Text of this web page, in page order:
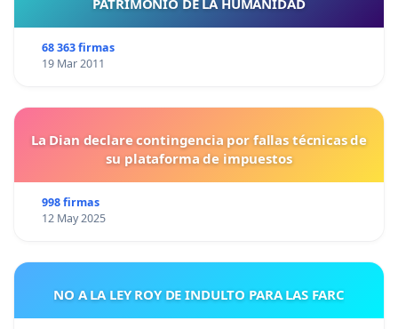
68 363 firmas
19 Mar 2011
La Dian declare contingencia por fallas técnicas de
su plataforma de impuestos
998 firmas
12 May 2025
NO A LA LEY ROY DE INDULTO PARA LAS FARC